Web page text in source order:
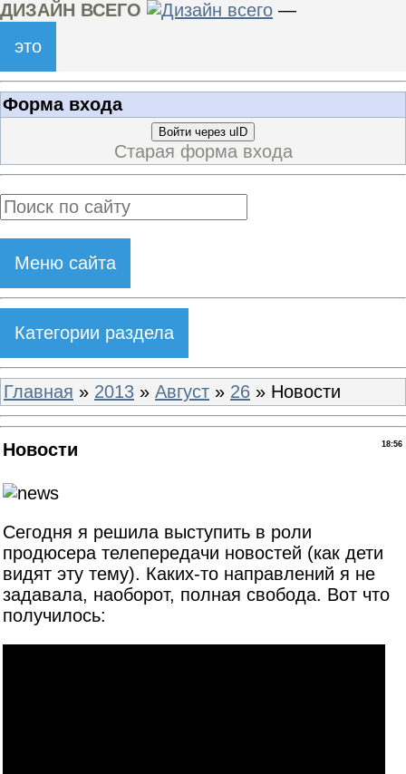
ДИЗАЙН ВСЕГО
—
это
Форма входа
Войти через uID
Старая форма входа
Меню сайта
Категории раздела
Главная » 2013 » Август » 26 » Новости
18:56
Новости
Сегодня я решила выступить в роли
продюсера телепередачи новостей (как дети
видят эту тему). Каких-то направлений я не
задавала, наоборот, полная свобода. Вот что
получилось: